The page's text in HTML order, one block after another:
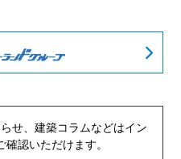
せ、建築コラムなどはイン
認いただけます。